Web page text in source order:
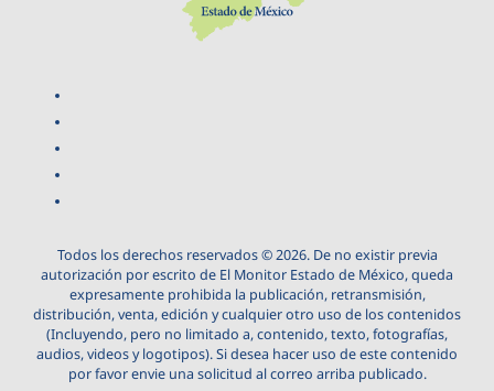
Todos los derechos reservados © 2026. De no existir previa
autorización por escrito de El Monitor Estado de México, queda
expresamente prohibida la publicación, retransmisión,
distribución, venta, edición y cualquier otro uso de los contenidos
(Incluyendo, pero no limitado a, contenido, texto, fotografías,
audios, videos y logotipos). Si desea hacer uso de este contenido
por favor envie una solicitud al correo arriba publicado.